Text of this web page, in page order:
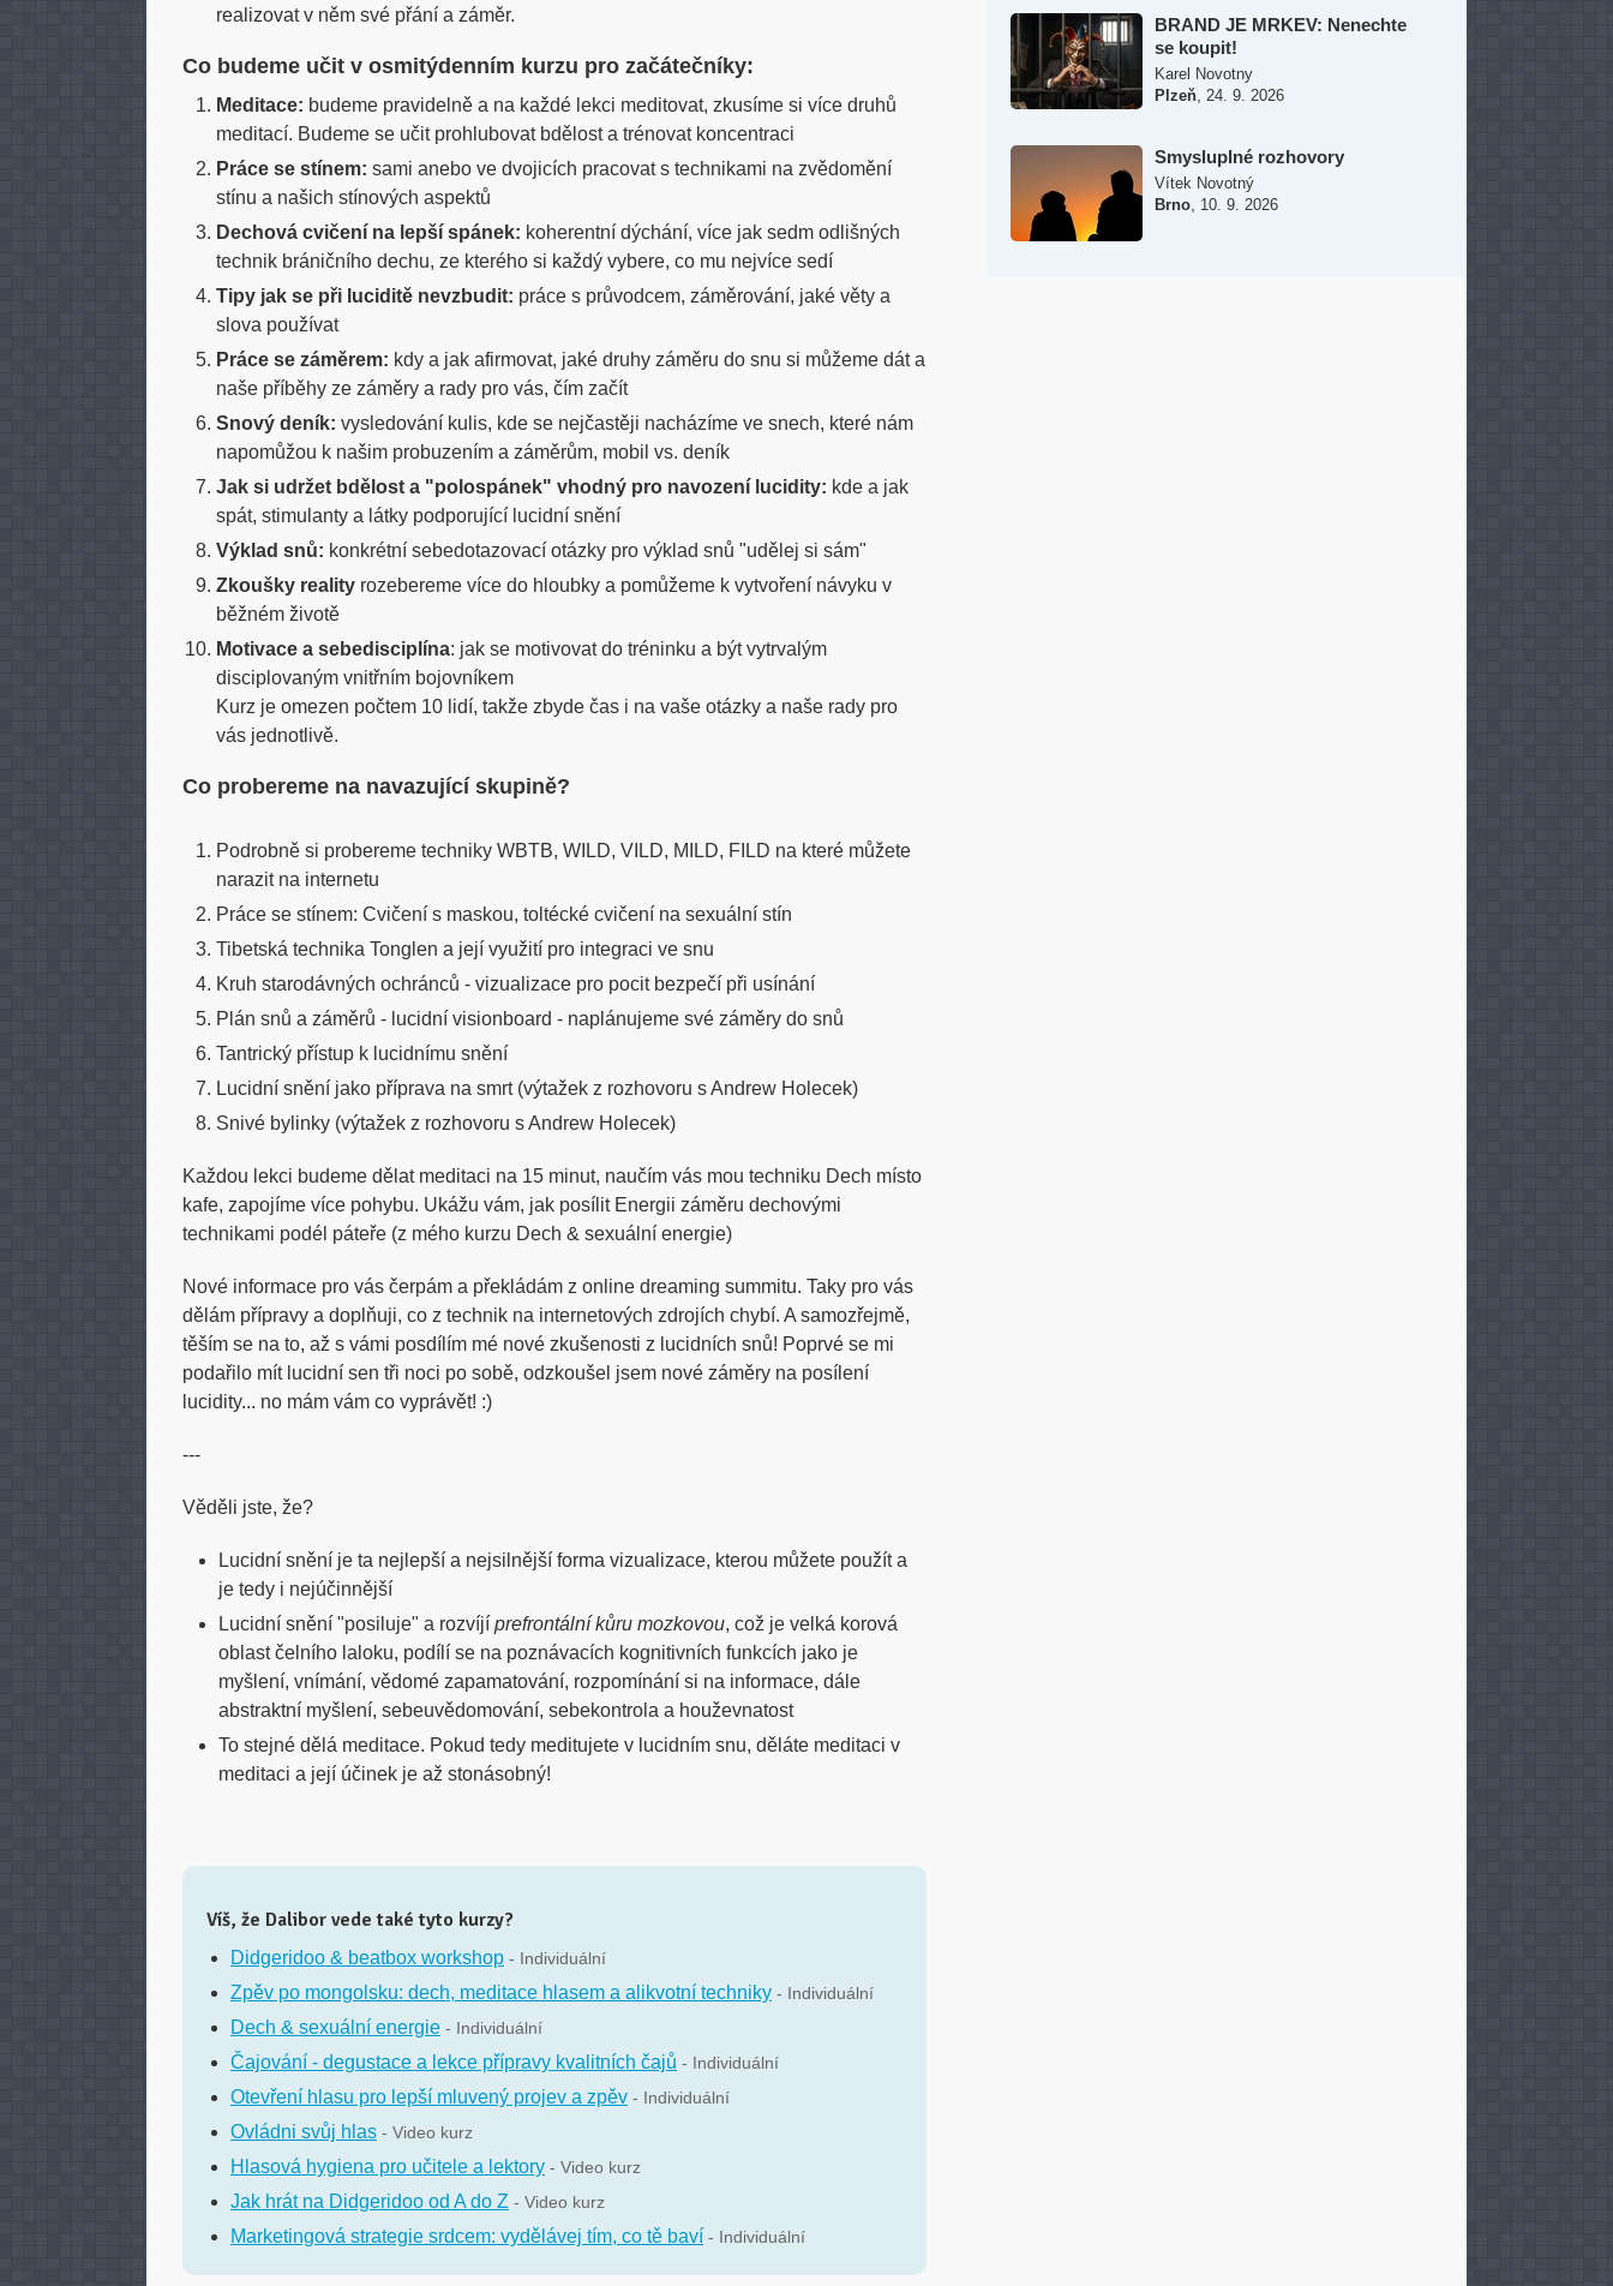
realizovat v něm své přání a záměr.
Co budeme učit v osmitýdenním kurzu pro začátečníky:
Meditace: budeme pravidelně a na každé lekci meditovat, zkusíme si více druhů
meditací. Budeme se učit prohlubovat bdělost a trénovat koncentraci
Práce se stínem: sami anebo ve dvojicích pracovat s technikami na zvědomění
stínu a našich stínových aspektů
Dechová cvičení na lepší spánek: koherentní dýchání, více jak sedm odlišných
technik bráničního dechu, ze kterého si každý vybere, co mu nejvíce sedí
Tipy jak se při luciditě nevzbudit: práce s průvodcem, záměrování, jaké věty a
slova používat
Práce se záměrem: kdy a jak afirmovat, jaké druhy záměru do snu si můžeme dát a
naše příběhy ze záměry a rady pro vás, čím začít
Snový deník: vysledování kulis, kde se nejčastěji nacházíme ve snech, které nám
napomůžou k našim probuzením a záměrům, mobil vs. deník
Jak si udržet bdělost a "polospánek" vhodný pro navození lucidity: kde a jak
spát, stimulanty a látky podporující lucidní snění
Výklad snů: konkrétní sebedotazovací otázky pro výklad snů "udělej si sám"
Zkoušky reality rozebereme více do hloubky a pomůžeme k vytvoření návyku v
běžném životě
Motivace a sebedisciplína: jak se motivovat do tréninku a být vytrvalým
disciplovaným vnitřním bojovníkem
Kurz je omezen počtem 10 lidí, takže zbyde čas i na vaše otázky a naše rady pro
vás jednotlivě.
Co probereme na navazující skupině?
Podrobně si probereme techniky WBTB, WILD, VILD, MILD, FILD na které můžete
narazit na internetu
Práce se stínem: Cvičení s maskou, toltécké cvičení na sexuální stín
Tibetská technika Tonglen a její využití pro integraci ve snu
Kruh starodávných ochránců - vizualizace pro pocit bezpečí při usínání
Plán snů a záměrů - lucidní visionboard - naplánujeme své záměry do snů
Tantrický přístup k lucidnímu snění
Lucidní snění jako příprava na smrt (výtažek z rozhovoru s Andrew Holecek)
Snivé bylinky (výtažek z rozhovoru s Andrew Holecek)
Každou lekci budeme dělat meditaci na 15 minut, naučím vás mou techniku Dech místo
kafe, zapojíme více pohybu. Ukážu vám, jak posílit Energii záměru dechovými
technikami podél páteře (z mého kurzu Dech & sexuální energie)
Nové informace pro vás čerpám a překládám z online dreaming summitu. Taky pro vás
dělám přípravy a doplňuji, co z technik na internetových zdrojích chybí. A samozřejmě,
těším se na to, až s vámi posdílím mé nové zkušenosti z lucidních snů! Poprvé se mi
podařilo mít lucidní sen tři noci po sobě, odzkoušel jsem nové záměry na posílení
lucidity... no mám vám co vyprávět! :)
---
Věděli jste, že?
Lucidní snění je ta nejlepší a nejsilnější forma vizualizace, kterou můžete použít a
je tedy i nejúčinnější
Lucidní snění "posiluje" a rozvíjí prefrontální kůru mozkovou, což je velká korová
oblast čelního laloku, podílí se na poznávacích kognitivních funkcích jako je
myšlení, vnímání, vědomé zapamatování, rozpomínání si na informace, dále
abstraktní myšlení, sebeuvědomování, sebekontrola a houževnatost
To stejné dělá meditace. Pokud tedy meditujete v lucidním snu, děláte meditaci v
meditaci a její účinek je až stonásobný!
Víš, že Dalibor vede také tyto kurzy?
Didgeridoo & beatbox workshop - Individuální
Zpěv po mongolsku: dech, meditace hlasem a alikvotní techniky - Individuální
Dech & sexuální energie - Individuální
Čajování - degustace a lekce přípravy kvalitních čajů - Individuální
Otevření hlasu pro lepší mluvený projev a zpěv - Individuální
Ovládni svůj hlas - Video kurz
Hlasová hygiena pro učitele a lektory - Video kurz
Jak hrát na Didgeridoo od A do Z - Video kurz
Marketingová strategie srdcem: vydělávej tím, co tě baví - Individuální
BRAND JE MRKEV: Nenechte
se koupit!
Karel Novotny
Plzeň 24. 9. 2026
Smysluplné rozhovory
Vítek Novotný
Brno 10. 9. 2026